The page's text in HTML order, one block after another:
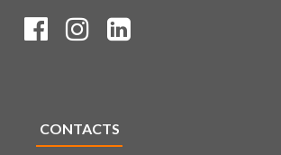
CONTACTS